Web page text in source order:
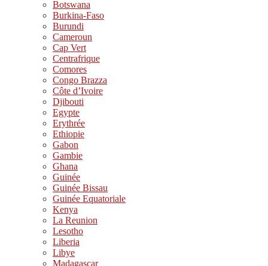
Botswana
Burkina-Faso
Burundi
Cameroun
Cap Vert
Centrafrique
Comores
Congo Brazza
Côte d’Ivoire
Djibouti
Egypte
Erythrée
Ethiopie
Gabon
Gambie
Ghana
Guinée
Guinée Bissau
Guinée Equatoriale
Kenya
La Reunion
Lesotho
Liberia
Libye
Madagascar